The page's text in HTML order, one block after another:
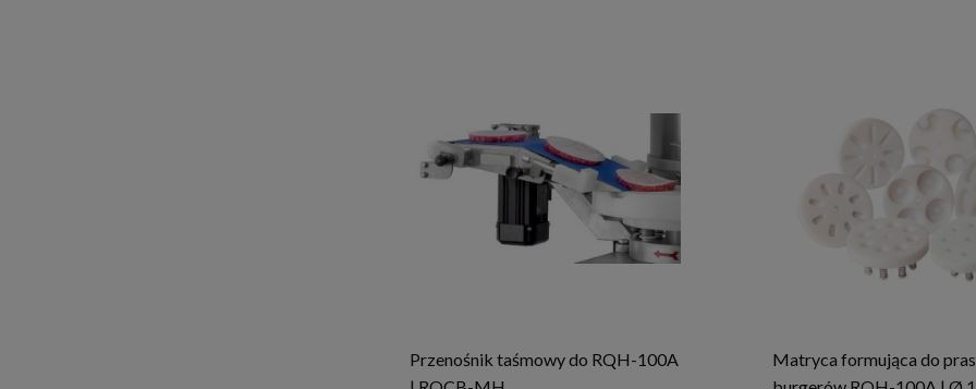
Przenośnik taśmowy do RQH-100A
Matryca formująca do